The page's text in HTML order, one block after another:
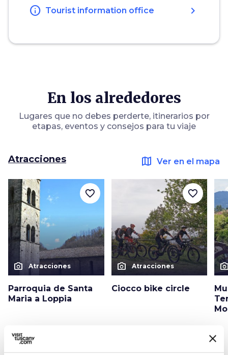
info Tourist information office chevron_right
En los alrededores
Lugares que no debes perderte, itinerarios por
etapas, eventos y consejos para tu viaje
Atracciones map Ver en el mapa
photo_camera Atracciones
Parroquia de Santa
Maria a Loppia
favorite_border
photo_camera Atracciones
Ciocco bike circle
favorite_border
Eventos map Ver en el mapa